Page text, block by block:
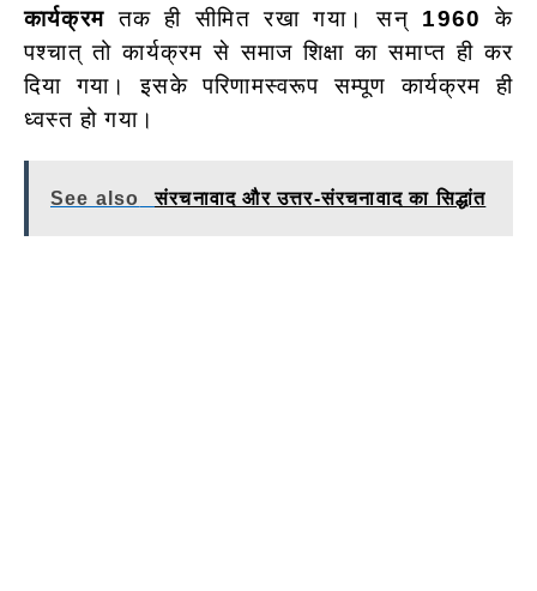
कार्यक्रम तक ही सीमित रखा गया। सन् 1960
के
पश्चात् तो कार्यक्रम से समाज शिक्षा का समाप्त ही कर
दिया गया। इसके परिणामस्वरूप सम्पूण कार्यक्रम ही
ध्वस्त हो गया।
See also संरचनावाद और उत्तर-संरचनावाद का सिद्धांत